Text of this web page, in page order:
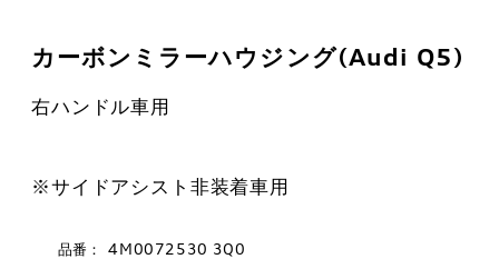
カーボンミラーハウジング(Audi Q5)
右ハンドル車用
※サイドアシスト非装着車用
品番： 4M0072530 3Q0